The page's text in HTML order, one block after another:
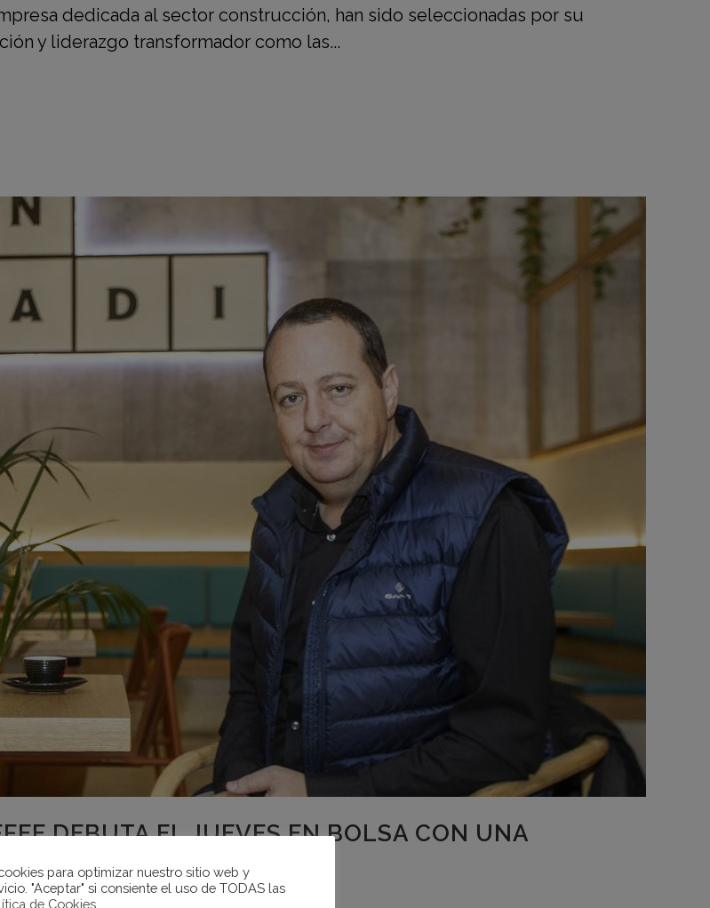
dedicada al sector construcción, han sido seleccionadas por su
y liderazgo transformador como las...
DEBUTA EL JUEVES EN BOLSA CON UNA
para optimizar nuestro sitio web y
"Aceptar" si consiente el uso de TODAS las
de Cookies